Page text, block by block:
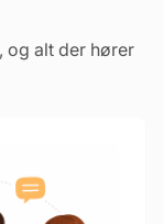
og alt der hører